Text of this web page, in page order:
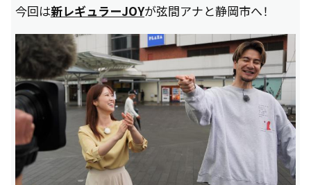
今回は新レギュラーJOYが弦間アナと静岡市へ！